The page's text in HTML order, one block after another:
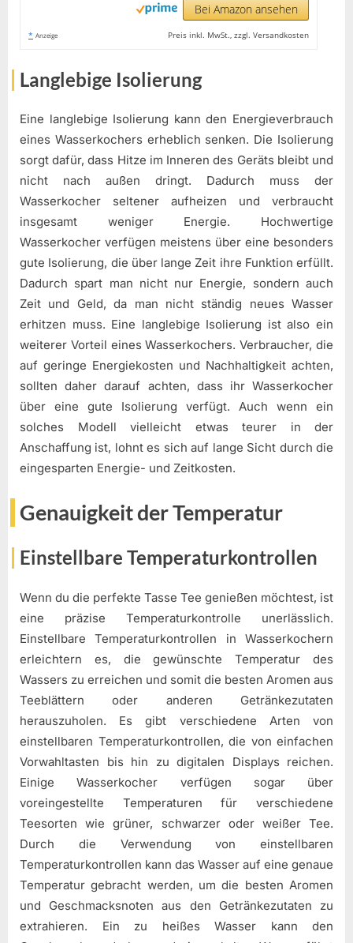
Bei Amazon ansehen
* Anzeige Preis inkl. MwSt., zzgl. Versandkosten
Langlebige Isolierung
Eine langlebige Isolierung kann den Energieverbrauch
eines Wasserkochers erheblich senken. Die Isolierung
sorgt dafür, dass Hitze im Inneren des Geräts bleibt und
nicht nach außen dringt. Dadurch muss der
Wasserkocher seltener aufheizen und verbraucht
insgesamt weniger Energie. Hochwertige
Wasserkocher verfügen meistens über eine besonders
gute Isolierung, die über lange Zeit ihre Funktion erfüllt.
Dadurch spart man nicht nur Energie, sondern auch
Zeit und Geld, da man nicht ständig neues Wasser
erhitzen muss. Eine langlebige Isolierung ist also ein
weiterer Vorteil eines Wasserkochers. Verbraucher, die
auf geringe Energiekosten und Nachhaltigkeit achten,
sollten daher darauf achten, dass ihr Wasserkocher
über eine gute Isolierung verfügt. Auch wenn ein
solches Modell vielleicht etwas teurer in der
Anschaffung ist, lohnt es sich auf lange Sicht durch die
eingesparten Energie- und Zeitkosten.
Genauigkeit der Temperatur
Einstellbare Temperaturkontrollen
Wenn du die perfekte Tasse Tee genießen möchtest, ist
eine präzise Temperaturkontrolle unerlässlich.
Einstellbare Temperaturkontrollen in Wasserkochern
erleichtern es, die gewünschte Temperatur des
Wassers zu erreichen und somit die besten Aromen aus
Teeblättern oder anderen Getränkezutaten
herauszuholen. Es gibt verschiedene Arten von
einstellbaren Temperaturkontrollen, die von einfachen
Vorwahltasten bis hin zu digitalen Displays reichen.
Einige Wasserkocher verfügen sogar über
voreingestellte Temperaturen für verschiedene
Teesorten wie grüner, schwarzer oder weißer Tee.
Durch die Verwendung von einstellbaren
Temperaturkontrollen kann das Wasser auf eine genaue
Temperatur gebracht werden, um die besten Aromen
und Geschmacksnoten aus den Getränkezutaten zu
extrahieren. Ein zu heißes Wasser kann den